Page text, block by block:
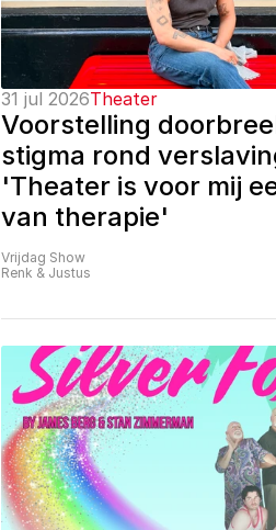
31 jul 2026Theater
Voorstelling
stigma rond
'Theater is voor mij
van therapie'
Vrijdag Show
Renk & Justus